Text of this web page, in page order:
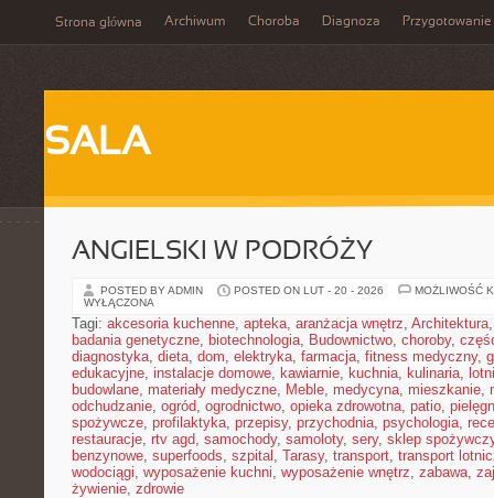
Strona główna Archiwum Choroba Diagnoza Przygotowanie
SALA
ANGIELSKI W PODRÓŻY
POSTED BY ADMIN POSTED ON LUT - 20 - 2026
MOŻLIWOŚĆ
WYŁĄCZONA
Tagi: akcesoria kuchenne, apteka, aranżacja wnętrz, Architektura
badania genetyczne, biotechnologia, Budownictwo, choroby,
diagnostyka, dieta, dom, elektryka, farmacja, fitness medyczny,
edukacyjne, instalacje domowe, kawiarnie, kuchnia, kulinaria,
budowlane, materiały medyczne, Meble, medycyna, mieszkanie,
odchudzanie, ogród, ogrodnictwo, opieka zdrowotna, patio,
spożywcze, profilaktyka, przepisy, przychodnia, psychologia,
restauracje, rtv agd, samochody, samoloty, sery, sklep
benzynowe, superfoods, szpital , Tarasy, transport, transport
wodociągi, wyposażenie kuchni, wyposażenie wnętrz, zabawa,
żywienie, zdrowie